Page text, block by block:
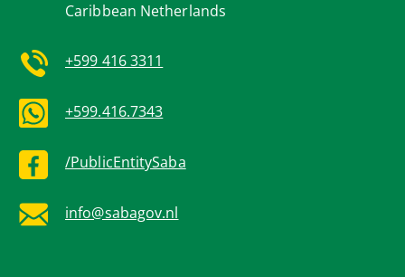
Caribbean Netherlands
+599 416 3311
+599.416.7343
/PublicEntitySaba
info@sabagov.nl